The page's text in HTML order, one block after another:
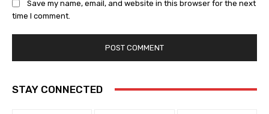
Save my name, email, and website in this browser for the next
time I comment.
STAY CONNECTED